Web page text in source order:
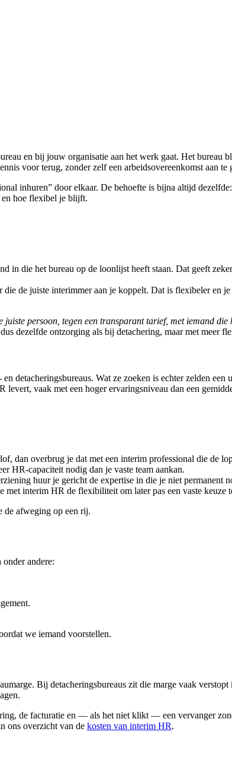
en bij jouw organisatie aan het werk gaat. Het bureau
voor terug, zonder zelf een arbeidsovereenkomst aan te
inhuren” door elkaar. De behoefte is bijna altijd
en hoe flexibel je blijft.
in die het bureau op de loonlijst heeft staan. Dat geeft
de juiste interimmer aan je koppelt. Dat is flexibeler en
juiste persoon, tegen een transparant tarief, met iemand die
dezelfde ontzorging als bij detachering, maar met meer
detacheringsbureaus. Wat ze zoeken is echter zelden
vaak met een hoger ervaringsniveau dan een
overbrug je dat met een interim professional die de
HR-capaciteit nodig dan je vaste team aankan.
huur je gericht de expertise in die je niet permanent
interim HR de flexibiliteit om later pas een vaste keuze
de afweging op een rij.
andere:
we iemand voorstellen.
Bij detacheringsbureaus zit die marge vaak
de facturatie en — als het niet klikt — een vervanger
ons overzicht van de kosten van interim HR.